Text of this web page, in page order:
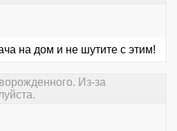
на дом и не шутите с этим!
Из-за